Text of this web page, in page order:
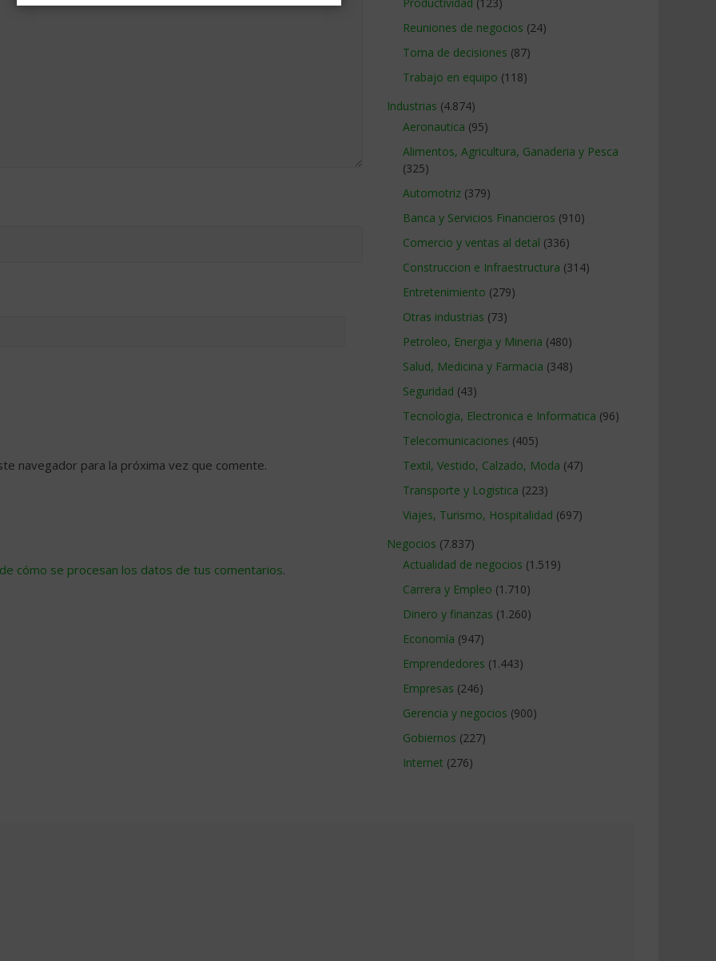
navegador para la próxima vez que comente.
cómo se procesan los datos de tus comentarios.
Reuniones de negocios (24)
Toma de decisiones (87)
Trabajo en equipo (118)
Industrias (4.874)
Aeronautica (95)
Alimentos, Agricultura, Ganaderia y Pesca
(325)
Automotriz (379)
Banca y Servicios Financieros (910)
Comercio y ventas al detal (336)
Construccion e Infraestructura (314)
Entretenimiento (279)
Otras industrias (73)
Petroleo, Energia y Mineria (480)
Salud, Medicina y Farmacia (348)
Seguridad (43)
Tecnologia, Electronica e Informatica (96)
Telecomunicaciones (405)
Textil, Vestido, Calzado, Moda (47)
Transporte y Logistica (223)
Viajes, Turismo, Hospitalidad (697)
Negocios (7.837)
Actualidad de negocios (1.519)
Carrera y Empleo (1.710)
Dinero y finanzas (1.260)
Economía (947)
Emprendedores (1.443)
Empresas (246)
Gerencia y negocios (900)
Gobiernos (227)
Internet (276)